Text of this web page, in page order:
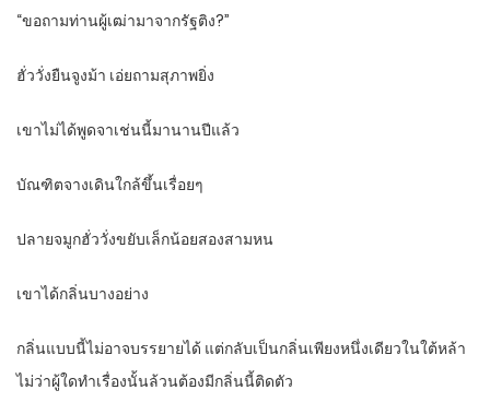
“ขอถามท่านผู้เฒ่ามาจากรัฐติง?”
ฮั่ววั่งยืนจูงม้า เอ่ยถามสุภาพยิ่ง
เขาไม่ได้พูดจาเช่นนี้มานานปีแล้ว
บัณฑิตจางเดินใกล้ขึ้นเรื่อยๆ
ปลายจมูกฮั่ววั่งขยับเล็กน้อยสองสามหน
เขาได้กลิ่นบางอย่าง
กลิ่นแบบนี้ไม่อาจบรรยายได้ แต่กลับเป็นกลิ่นเพียงหนึ่งเดียวในใต้หล้า
ไม่ว่าผู้ใดทำเรื่องนั้นล้วนต้องมีกลิ่นนี้ติดตัว